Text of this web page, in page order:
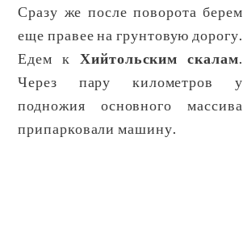
Сразу же после поворота берем
еще правее на грунтовую дорогу.
Едем кХийтольским скалам.
Через пару километров у
подножия основного массива
припарковали машину.